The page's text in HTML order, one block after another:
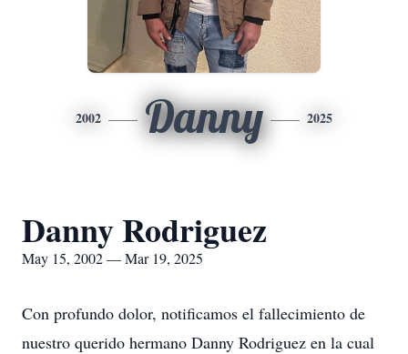
2002 Danny 2025
Danny Rodriguez
May 15, 2002 — Mar 19, 2025
Con profundo dolor, notificamos el fallecimiento de
nuestro querido hermano Danny Rodriguez en la cual